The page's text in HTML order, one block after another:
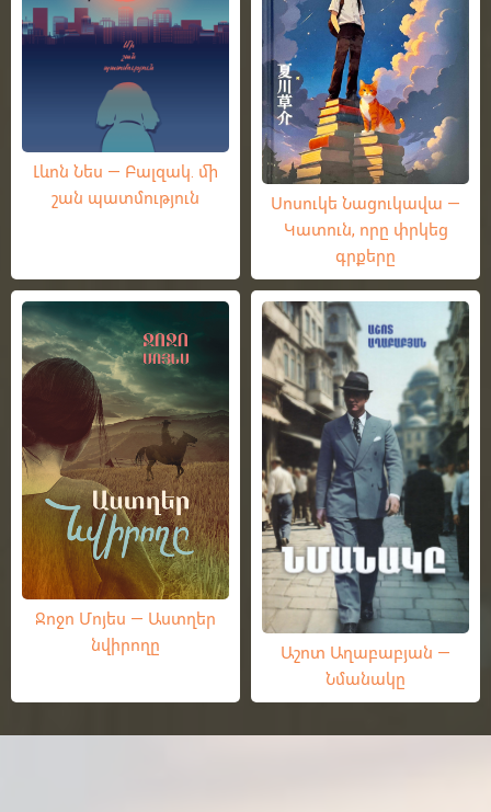
Լևոն Նես — Բալզակ. մի
շան պատմություն
Սոսուկե Նացուկավա —
Կատուն, որը փրկեց
գրքերը
Ջոջո Մոյես — Աստղեր
նվիրողը
Աշոտ Աղաբաբյան —
Նմանակը